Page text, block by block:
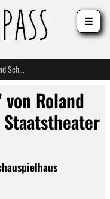
"Die Frau von früher" von Roland Schimmelpfennig im Staatstheater Kassel
Roland
☰